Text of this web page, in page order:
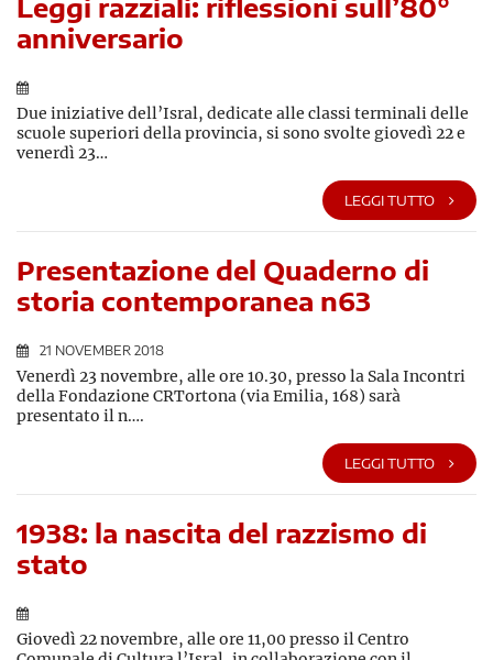
Leggi razziali: riflessioni sull’80°
anniversario
Due iniziative dell’Isral, dedicate alle classi terminali delle
scuole superiori della provincia, si sono svolte giovedì 22 e
venerdì 23…
LEGGI TUTTO
Presentazione del Quaderno di
storia contemporanea n63
21 NOVEMBER 2018
Venerdì 23 novembre, alle ore 10.30, presso la Sala Incontri
della Fondazione CRTortona (via Emilia, 168) sarà
presentato il n….
LEGGI TUTTO
1938: la nascita del razzismo di
stato
Giovedì 22 novembre, alle ore 11,00 presso il Centro